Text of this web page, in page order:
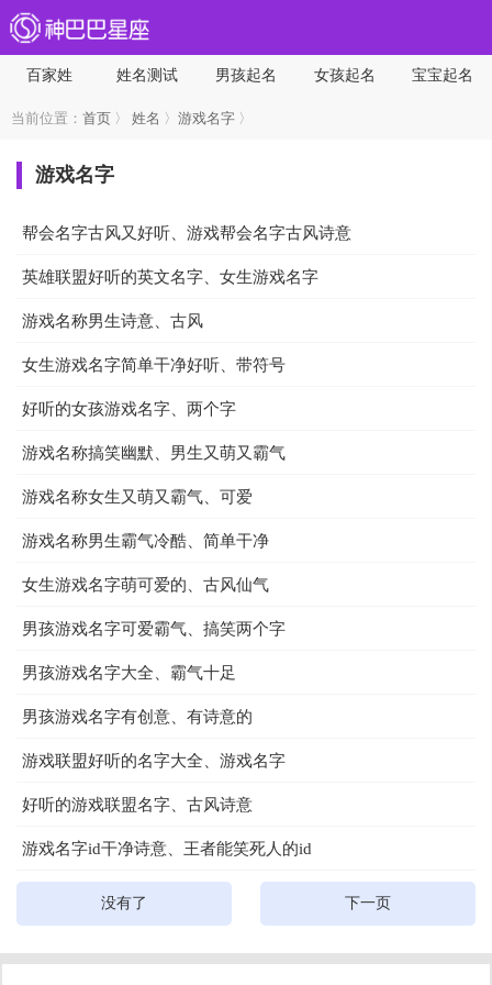
百家姓 姓名测试 男孩起名 女孩起名 宝宝起名
当前位置： 首页 〉 姓名 〉 游戏名字 〉
游戏名字
帮会名字古风又好听、游戏帮会名字古风诗意
英雄联盟好听的英文名字、女生游戏名字
游戏名称男生诗意、古风
女生游戏名字简单干净好听、带符号
好听的女孩游戏名字、两个字
游戏名称搞笑幽默、男生又萌又霸气
游戏名称女生又萌又霸气、可爱
游戏名称男生霸气冷酷、简单干净
女生游戏名字萌可爱的、古风仙气
男孩游戏名字可爱霸气、搞笑两个字
男孩游戏名字大全、霸气十足
男孩游戏名字有创意、有诗意的
游戏联盟好听的名字大全、游戏名字
好听的游戏联盟名字、古风诗意
游戏名字id干净诗意、王者能笑死人的id
没有了 下一页